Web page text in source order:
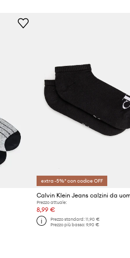
extra -5%* con codice OFF
Prezzo attuale:
8,99 €
Prezzo standard: 11,90 €
Prezzo più basso: 9,90 €